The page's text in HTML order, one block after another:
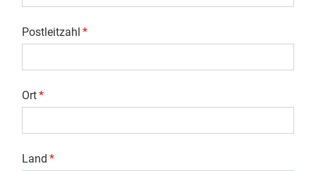
Postleitzahl *
Ort*
Land *